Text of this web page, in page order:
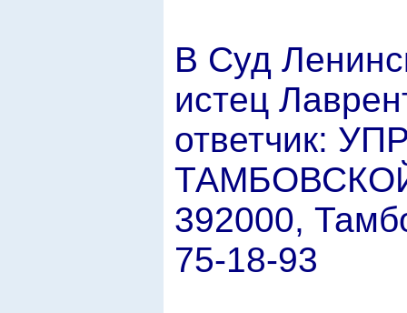
В Суд
истец
ответчик:
392000,
75-18-93